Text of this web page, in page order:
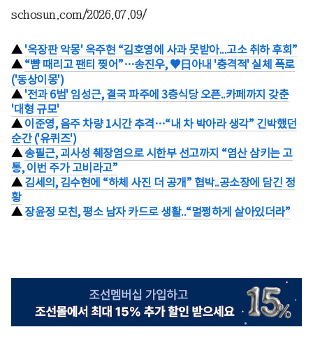
schosun.com/2026.07.09/
▲ '옥장판 악몽' 옥주현 “김호영에 사과 못받아...고소 취하 후회”
▲ “뺨 때리고 팬티 찢어”…송진우, ♥日아내 '충격적' 실체 폭로
('동상이몽')
▲ '전과 6범' 임성근, 결국 파주에 3층식당 오픈..카페까지 갖춘
'대형 규모'
▲ 이준영, 음주 차량 1시간 추격…“내 차 박아라 생각” 긴박했던
순간 ('유퀴즈')
▲ 송필근, 괴사성 췌장염으로 시한부 선고까지 “염산 삼키는 고
통, 이번 주가 고비라고”
▲ 김세의, 김수현에 “하체 사진 더 공개” 협박..공소장에 담긴 정
황
▲ 장윤정 모친, 평소 남자 카드로 생활..“멀쩡하게 살아있더라”